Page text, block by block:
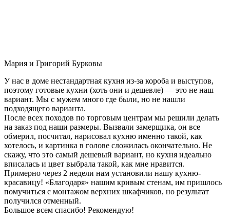
Мария и Григорий Бурковы
У нас в доме нестандартная кухня из-за короба и выступов,
поэтому готовые кухни (хоть они и дешевле) — это не наш
вариант. Мы с мужем много где были, но не нашли
подходящего варианта.
После всех походов по торговым центрам мы решили делать
на заказ под наши размеры. Вызвали замерщика, он все
обмерил, посчитал, нарисовал кухню именно такой, как
хотелось, и картинка в голове сложилась окончательно. Не
скажу, что это самый дешевый вариант, но кухня идеально
вписалась и цвет выбрала такой, как мне нравится.
Примерно через 2 недели нам установили нашу кухню-
красавицу! «Благодаря» нашим кривым стенам, им пришлось
помучиться с монтажом верхних шкафчиков, но результат
получился отменный.
Большое всем спасибо! Рекомендую!